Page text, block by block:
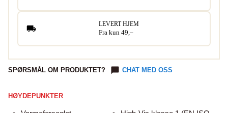
LEVERT HJEM
Fra kun 49,–
SPØRSMÅL OM PRODUKTET? CHAT MED OSS
HØYDEPUNKTER